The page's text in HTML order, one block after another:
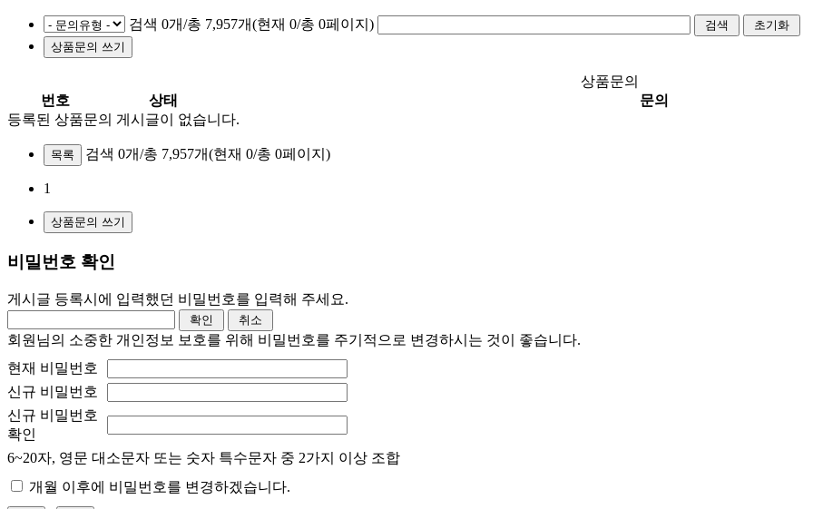
검색 0개/총 7,957개(현재 0/총 0페이지)
상품문의
번호
상태
문의
등록된 상품문의 게시글이 없습니다.
목록 검색 0개/총 7,957개(현재 0/총 0페이지)
1
비밀번호 확인
게시글 등록시에 입력했던 비밀번호를 입력해 주세요.
회원님의 소중한 개인정보 보호를 위해 비밀번호를 주기적으로 변경하시는 것이 좋습니다.
현재 비밀번호
신규 비밀번호
신규 비밀번호
확인
6~20자, 영문 대소문자 또는 숫자 특수문자 중 2가지 이상 조합
개월 이후에 비밀번호를 변경하겠습니다.